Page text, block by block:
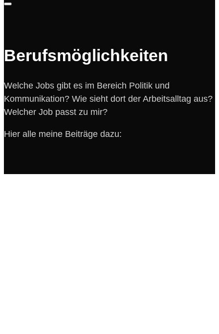
Berufsmöglichkeiten
Welche Jobs gibt es im Bereich Politik und
Kommunikation? Wie sieht dort der Arbeitsalltag aus?
Welcher Job passt zu mir?
Hier alle meine Beiträge dazu: